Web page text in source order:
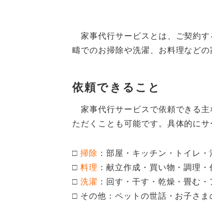
家事代行サービスとは、ご契約
疇でのお掃除や洗濯、お料理など
依頼できること
家事代行サービスで依頼できる主
ただくことも可能です。具体的に
□ 掃除 ：部屋・キッチン・トイレ
□ 料理 ：献立作成・買い物・調理
□ 洗濯 ：回す・干す・乾燥・畳む
□ その他：ペットの世話・お子さ